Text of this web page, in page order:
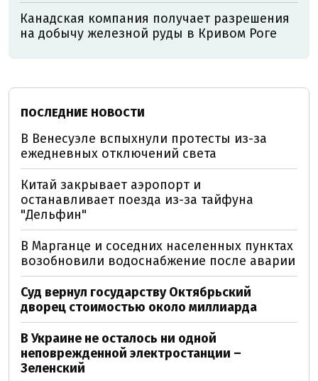
Канадская компания получает разрешения
на добычу железной руды в Кривом Роге
ПОСЛЕДНИЕ НОВОСТИ
В Венесуэле вспыхнули протесты из-за
ежедневных отключений света
Китай закрывает аэропорт и
останавливает поезда из-за тайфуна
"Дельфин"
В Марганце и соседних населенных пунктах
возобновили водоснабжение после аварии
Суд вернул государству Октябрьский
дворец стоимостью около миллиарда
В Украине не осталось ни одной
неповрежденной электростанции –
Зеленский